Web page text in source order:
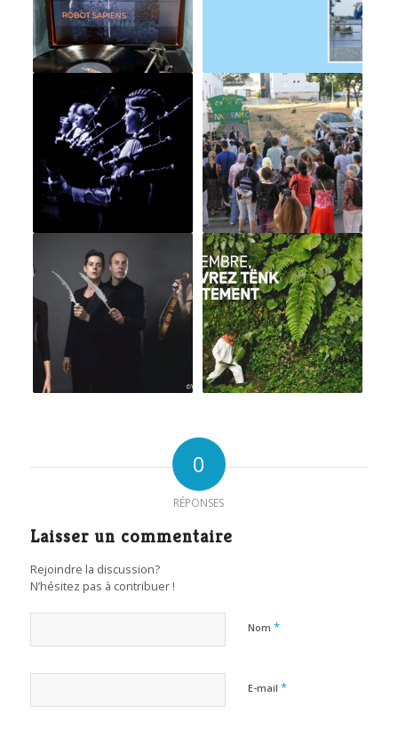
0
RÉPONSES
Laisser un commentaire
Rejoindre la discussion?
N’hésitez pas à contribuer !
Nom *
E-mail *